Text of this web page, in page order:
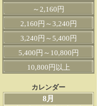
～2,160円
2,160円～3,240円
3,240円～5,400円
5,400円～10,800円
10,800円以上
カレンダー
8月